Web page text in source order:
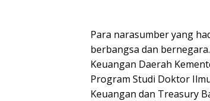
Para narasumber yang
berbangsa dan
Keuangan Daerah
Program Studi Doktor
Keuangan dan Treasury